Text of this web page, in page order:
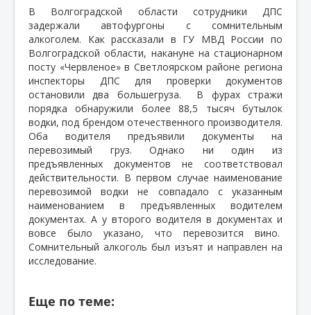
В Волгоградской области сотрудники ДПС
задержали автофургоны с сомнительным
алкоголем. Как рассказали в ГУ МВД России по
Волгоградской области, накануне на стационарном
посту «Червленое» в Светлоярском районе региона
инспекторы ДПС для проверки документов
остановили два большегруза.
В фурах стражи
порядка обнаружили более 88,5 тысяч бутылок
водки, под брендом отечественного производителя.
Оба водителя предъявили документы на
перевозимый груз. Однако ни один из
предъявленных документов не соответствовал
действительности. В первом случае наименование
перевозимой водки не совпадало с указанным
наименованием в предъявленных водителем
документах. А у второго водителя в документах и
вовсе было указано, что перевозится вино.
Сомнительный алкоголь был изъят и направлен на
исследование.
Еще по теме: